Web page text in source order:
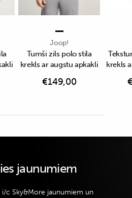
Joop!
Tumši zils polo stila
krekls ar augstu apkakli
€149,00
krekls
jaunumiem
i/c Sky&More jaunumiem un